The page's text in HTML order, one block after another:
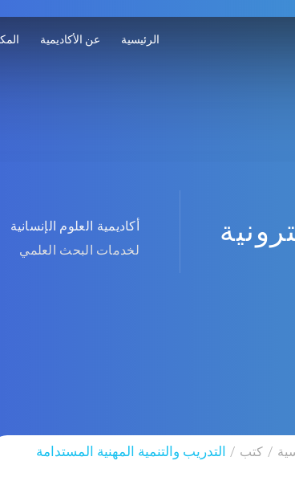
الرئيسية عن الأكاديمية
أكاديمية العلوم الإنسانية
لخدمات البحث العلمي
كتب التدريب والتنمية المهنية المستدامة